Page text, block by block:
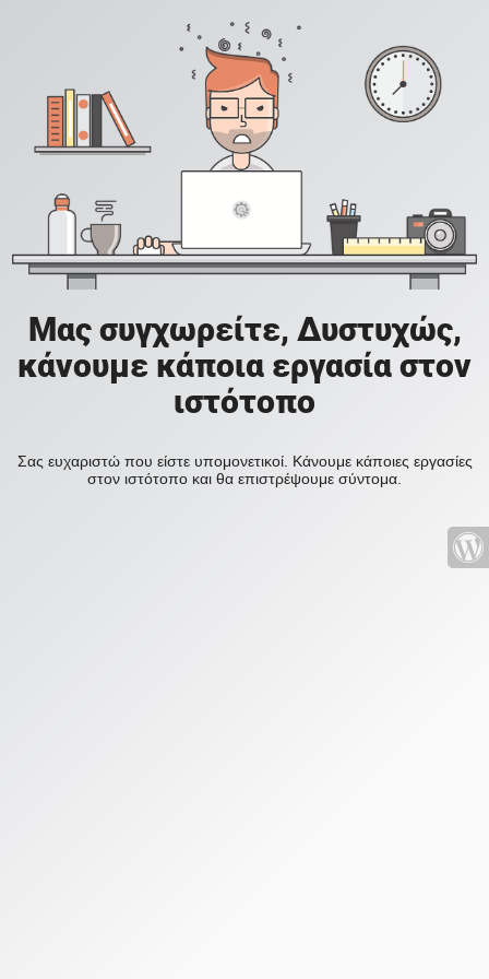
Μας συγχωρείτε, Δυστυχώς,
κάνουμε κάποια εργασία στον
ιστότοπο
Σας ευχαριστώ που είστε υπομονετικοί. Κάνουμε κάποιες εργασίες
στον ιστότοπο και θα επιστρέψουμε σύντομα.